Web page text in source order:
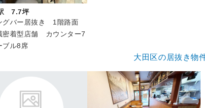
7.7坪
グバー居抜き 1階路面
着型店舗 カウンター7
ブル8席
大田区の居抜き物